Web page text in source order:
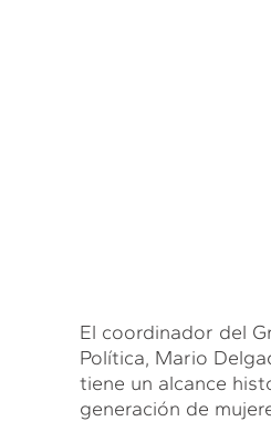
El coordinador del
Política, Mario
tiene un alcance
generación de